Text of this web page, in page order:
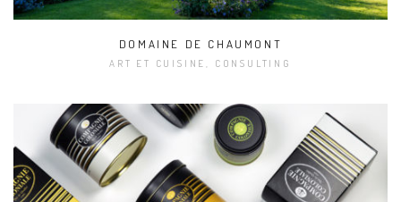
DOMAINE DE CHAUMONT
ART ET CUISINE, CONSULTING